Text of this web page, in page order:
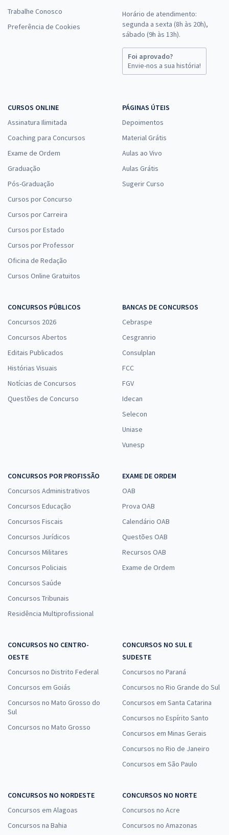
Trabalhe Conosco
Preferência de Cookies
Horário de atendimento:
segunda a sexta (8h às 20h),
sábado (9h às 13h).
Foi aprovado?
Envie-nos a sua história!
CURSOS ONLINE
Assinatura Ilimitada
Coaching para Concursos
Exame de Ordem
Graduação
Pós-Graduação
Cursos por Concurso
Cursos por Carreira
Cursos por Estado
Cursos por Professor
Oficina de Redação
Cursos Online Gratuitos
PÁGINAS ÚTEIS
Depoimentos
Material Grátis
Aulas ao Vivo
Aulas Grátis
Sugerir Curso
CONCURSOS PÚBLICOS
Concursos 2026
Concursos Abertos
Editais Publicados
Histórias Visuais
Notícias de Concursos
Questões de Concurso
BANCAS DE CONCURSOS
Cebraspe
Cesgranrio
Consulplan
FCC
FGV
Idecan
Selecon
Uniase
Vunesp
CONCURSOS POR PROFISSÃO
Concursos Administrativos
Concursos Educação
Concursos Fiscais
Concursos Jurídicos
Concursos Militares
Concursos Policiais
Concursos Saúde
Concursos Tribunais
Residência Multiprofissional
EXAME DE ORDEM
OAB
Prova OAB
Calendário OAB
Questões OAB
Recursos OAB
Exame de Ordem
CONCURSOS NO CENTRO-
OESTE
Concursos no Distrito Federal
Concursos em Goiás
Concursos no Mato Grosso do
Sul
Concursos no Mato Grosso
CONCURSOS NO SUL E
SUDESTE
Concursos no Paraná
Concursos no Rio Grande do Sul
Concursos em Santa Catarina
Concursos no Espírito Santo
Concursos em Minas Gerais
Concursos no Rio de Janeiro
Concursos em São Paulo
CONCURSOS NO NORDESTE
Concursos em Alagoas
Concursos na Bahia
CONCURSOS NO NORTE
Concursos no Acre
Concursos no Amazonas